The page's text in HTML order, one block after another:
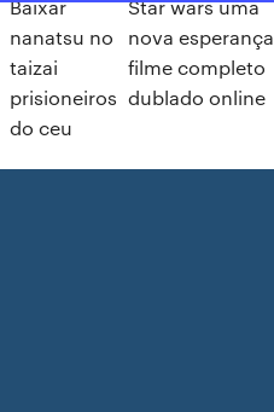
Baixar
nanatsu no
taizai
prisioneiros
do ceu
Star wars uma
nova esperança
filme completo
dublado online